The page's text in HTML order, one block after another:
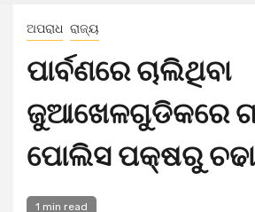
ଅପରାଧ ରାଜ୍ୟ
ପାର୍ବଣରେ ଚାଲିଥିବା
ଜୁଆଖେଳଗୁଡିକରେ
ପୋଲିସ ପକ୍ଷରୁ
1 min read